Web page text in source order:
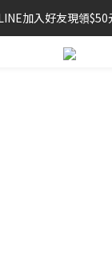
驗｜多款明星商品限
加入好友現領$50
滿$999，享免運+贈泡